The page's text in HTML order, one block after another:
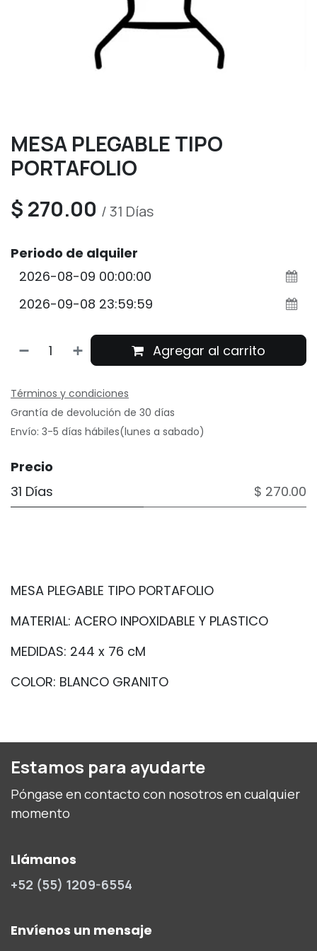
MESA PLEGABLE TIPO
PORTAFOLIO
$ 270.00 /31 Días
Periodo de alquiler
Agregar al carrito
Términos y condiciones
Grantía de devolución de 30 días
Envío: 3-5 días hábiles(lunes a sabado)
Precio
31 Días
$ 270.00
MESA PLEGABLE TIPO PORTAFOLIO
MATERIAL: ACERO INPOXIDABLE Y PLASTICO
MEDIDAS: 244 x 76 cM
COLOR: BLANCO GRANITO
Estamos para ayudarte
Póngase en contacto con nosotros en cualquier
momento
Llámanos
+52 (55) 1209-6554
Envíenos un mensaje